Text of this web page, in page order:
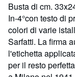
Busta di cm.
In-4°con testo di
colori di varie
Sarfatti. La firma
l'etichetta
per il resto